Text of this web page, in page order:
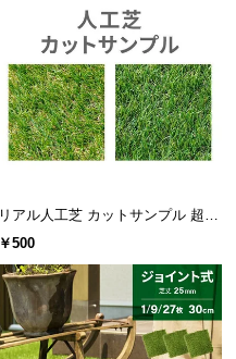
リアル人工芝 カットサンプル 超高
密度+静電気防止タイプ
￥500